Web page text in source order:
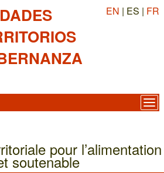
EN | ES | FR
pour l’alimentation
soutenable